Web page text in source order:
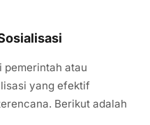
pemerintah atau
yang efektif
Berikut adalah